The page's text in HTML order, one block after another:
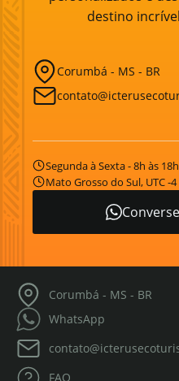
destino
Corumbá - MS - BR
Segunda à Sexta - 8h às 18h
Mato Grosso do Sul, UTC -4
Corumbá - MS - BR
WhatsApp
FAQ